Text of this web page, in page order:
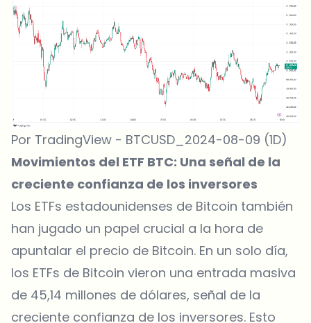
Por TradingView - BTCUSD_2024-08-09 (1D)
Movimientos del ETF BTC: Una señal de la
creciente confianza de los inversores
Los ETFs estadounidenses de Bitcoin también
han jugado un papel crucial a la hora de
apuntalar el precio de Bitcoin. En un solo día,
los ETFs de Bitcoin vieron una entrada masiva
de 45,14 millones de dólares, señal de la
creciente confianza de los inversores. Esto